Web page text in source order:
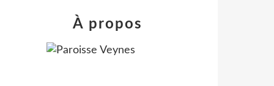
À propos